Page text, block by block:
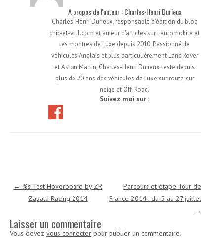
A propos de l'auteur : Charles-Henri Durieux
Charles-Henri Durieux, responsable d'édition du blog
chic-et-viril.com et auteur d'articles sur l'automobile et
les montres de Luxe depuis 2010. Passionné de
véhicules Anglais et plus particulièrement Land Rover
et Aston Martin, Charles-Henri Durieux teste depuis
plus de 20 ans des véhicules de Luxe sur route, sur
neige et Off-Road.
Suivez moi sur :
Navigation des articles
← %s Test Hoverboard by ZR
Zapata Racing 2014
Parcours et étape Tour de
France 2014 : du 5 au 27 juillet
→
Laisser un commentaire
Vous devez vous connecter pour publier un commentaire.